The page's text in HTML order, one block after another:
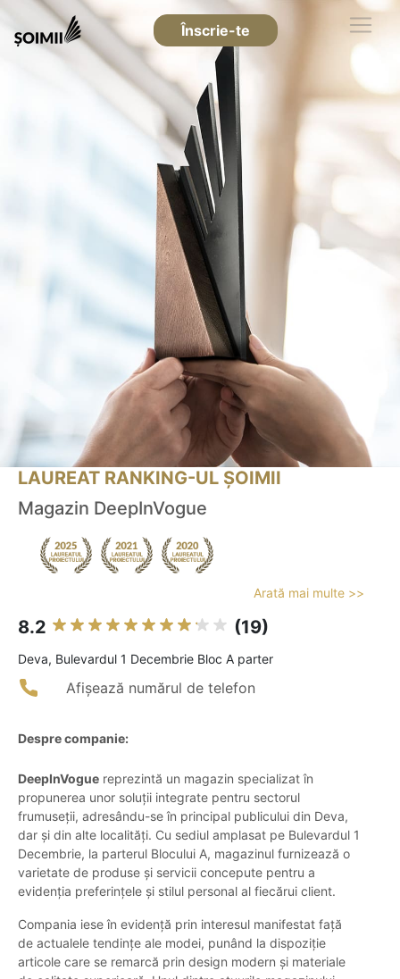
Înscrie-te
LAUREAT RANKING-UL ȘOIMII
Magazin DeepInVogue
Arată mai multe >>
8.2 (19)
Deva, Bulevardul 1 Decembrie Bloc A parter
Afișează numărul de telefon
Despre companie:
DeepInVogue reprezintă un magazin specializat în
propunerea unor soluții integrate pentru sectorul
frumuseții, adresându-se în principal publicului din Deva,
dar și din alte localități. Cu sediul amplasat pe Bulevardul 1
Decembrie, la parterul Blocului A, magazinul furnizează o
varietate de produse și servicii concepute pentru a
evidenția preferințele și stilul personal al fiecărui client.
Compania iese în evidență prin interesul manifestat față
de actualele tendințe ale modei, punând la dispoziție
articole care se remarcă prin design modern și materiale